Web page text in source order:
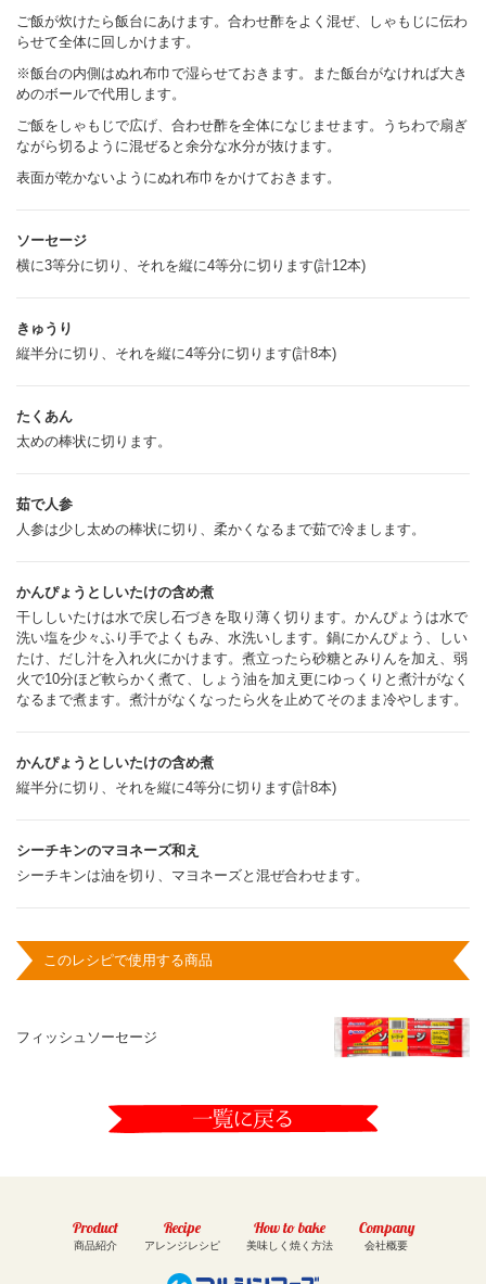
ご飯が炊けたら飯台にあけます。合わせ酢をよく混ぜ、しゃもじに伝わ
らせて全体に回しかけます。
※飯台の内側はぬれ布巾で湿らせておきます。また飯台がなければ大き
めのボールで代用します。
ご飯をしゃもじで広げ、合わせ酢を全体になじませます。うちわで扇ぎ
ながら切るように混ぜると余分な水分が抜けます。
表面が乾かないようにぬれ布巾をかけておきます。
ソーセージ
横に3等分に切り、それを縦に4等分に切ります(計12本)
きゅうり
縦半分に切り、それを縦に4等分に切ります(計8本)
たくあん
太めの棒状に切ります。
茹で人参
人参は少し太めの棒状に切り、柔かくなるまで茹で冷まします。
かんぴょうとしいたけの含め煮
干ししいたけは水で戻し石づきを取り薄く切ります。かんぴょうは水で
洗い塩を少々ふり手でよくもみ、水洗いします。鍋にかんぴょう、しい
たけ、だし汁を入れ火にかけます。煮立ったら砂糖とみりんを加え、弱
火で10分ほど軟らかく煮て、しょう油を加え更にゆっくりと煮汁がなく
なるまで煮ます。煮汁がなくなったら火を止めてそのまま冷やします。
かんぴょうとしいたけの含め煮
縦半分に切り、それを縦に4等分に切ります(計8本)
シーチキンのマヨネーズ和え
シーチキンは油を切り、マヨネーズと混ぜ合わせます。
このレシピで使用する商品
フィッシュソーセージ
Product
商品紹介
Recipe
アレンジレシピ
How to bake
美味しく焼く方法
Company
会社概要